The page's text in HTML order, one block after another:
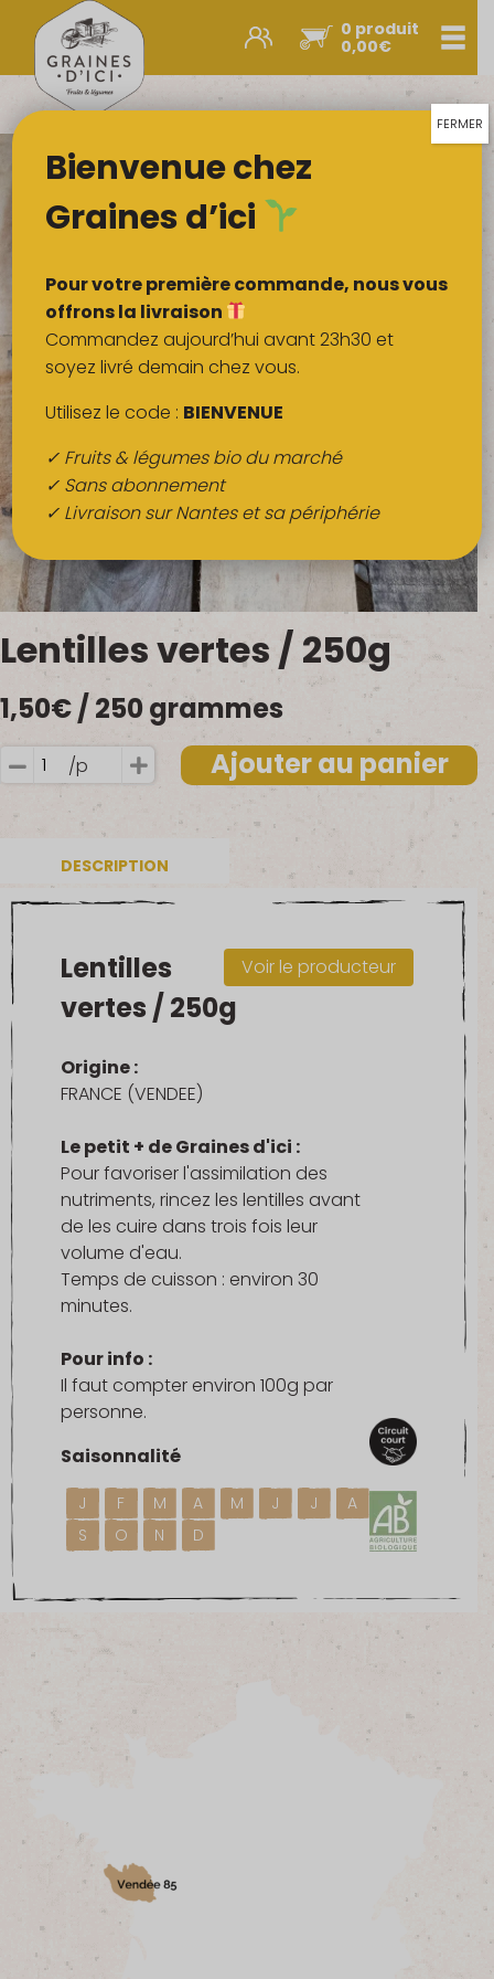
0 produit
0,00€
Promos et nouveautés
Légumes & œufs
Fruits
Viandes
Boulangerie
Crémerie
Poissons
Épicerie sucrée
Épices
Boissons
QUI SOMMES-NOUS ?
FRUITS BIO AU BUREAU
NOS PRODUCTEURS
NOS MARCHÉS
Lentilles vertes / 250g
1,50€/ 250 grammes
quantité
Lentilles
250g
/p Ajouter au panier
DESCRIPTION
Voir le producteur
Lentilles
vertes / 250g
Origine :
FRANCE (VENDEE)
Le petit + de Graines d'ici :
Pour favoriser l'assimilation des
nutriments, rincez les lentilles avant
de les cuire dans trois fois leur
volume d'eau.
Temps de cuisson : environ 30
minutes.
Pour info :
Il faut compter environ 100g par
personne.
Saisonnalité
J F M A M J J
A
S
O N D
Bienvenue chez
Graines d’ici
Pour votre première commande, nous vous
offrons la livraison
Commandez aujourd’hui avant 23h30 et
soyez livré demain chez vous.
Utilisez le code : BIENVENUE
✓ Fruits & légumes bio du marché
✓ Sans abonnement
✓ Livraison sur Nantes et sa périphérie
FERMER